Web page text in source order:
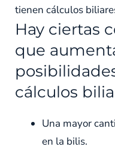
tienen cálculos
Hay ciertas
que
cálculos
Una mayor
en la bilis.